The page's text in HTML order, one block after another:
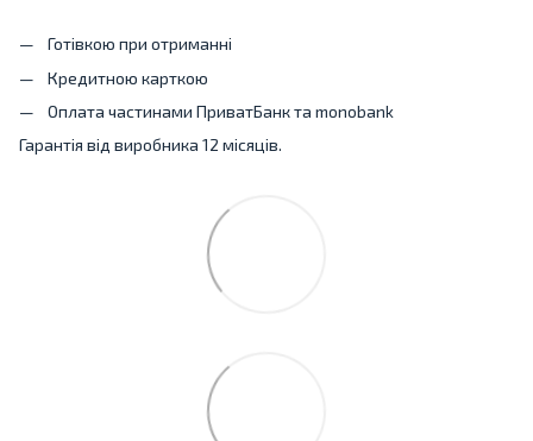
Готівкою при отриманні
Кредитною карткою
Оплата частинами ПриватБанк та monobank
Гарантія від виробника 12 місяців.